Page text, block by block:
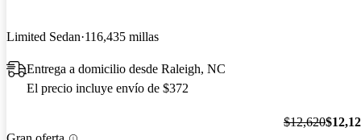
Limited Sedan 116,435 millas
Entrega a domicilio desde Raleigh, NC
El precio incluye envío de $372
$12,620